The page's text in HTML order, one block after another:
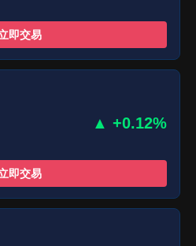
即交易
▲ +0.12%
即交易